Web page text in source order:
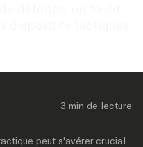
3 min de lecture
peut s'avérer crucial.